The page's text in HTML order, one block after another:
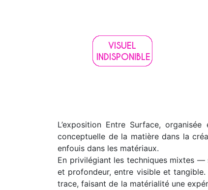
L’exposition Entre Surface,
conceptuelle de la matière dans la
enfouis dans les matériaux.
En privilégiant les techniques mixtes
et profondeur, entre visible et
trace, faisant de la matérialité une